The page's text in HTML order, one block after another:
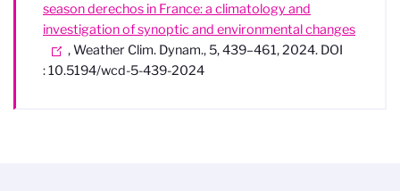
season derechos in France: a climatology and
investigation of synoptic and environmental changes
, Weather Clim. Dynam., 5, 439–461, 2024. DOI
: 10.5194/wcd-5-439-2024